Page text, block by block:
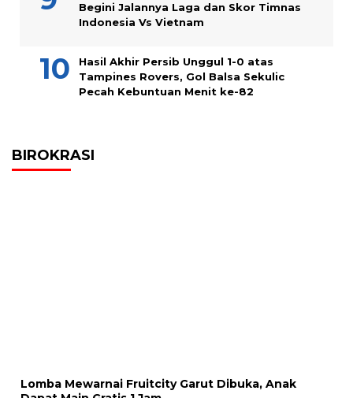
Begini Jalannya Laga dan Skor Timnas
Indonesia Vs Vietnam
Hasil Akhir Persib Unggul 1-0 atas
Tampines Rovers, Gol Balsa Sekulic
Pecah Kebuntuan Menit ke-82
BIROKRASI
Lomba Mewarnai Fruitcity Garut Dibuka, Anak